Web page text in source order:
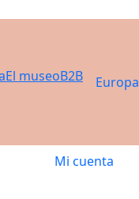
El museoB2B Europa
Mi cuenta